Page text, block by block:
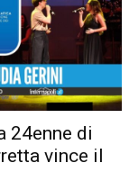
24enne di
vince il